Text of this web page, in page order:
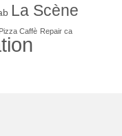
La Scène
Pizza Caffè Repair ca